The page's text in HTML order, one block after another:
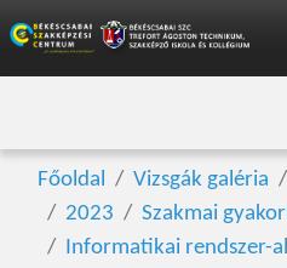
Főoldal Vizsgák galéria
2023
Szakmai
Informatikai rendszer-